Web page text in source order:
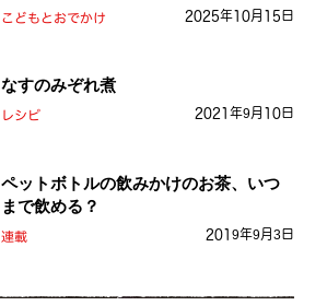
おとう桜街道
こどもとおでかけ 2025年10月15日
なすのみぞれ煮
レシピ 2021年9月10日
ペットボトルの飲みかけのお茶、いつ
まで飲める？
連載 2019年9月3日